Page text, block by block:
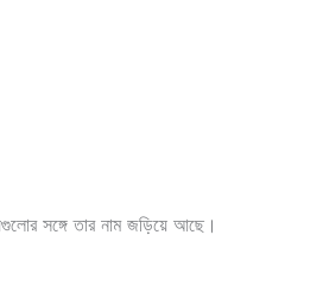
সঙ্গে তার নাম জড়িয়ে আছে।